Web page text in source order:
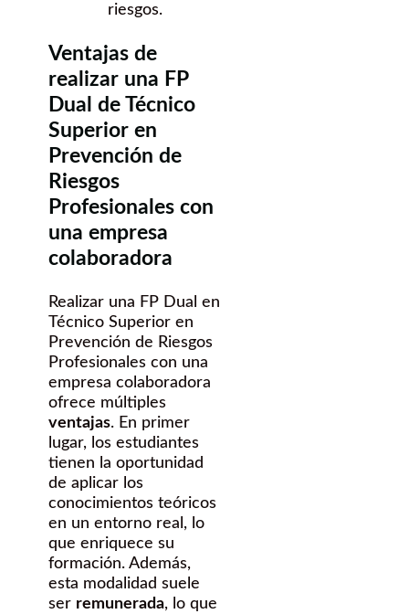
riesgos.
Ventajas de
realizar una FP
Dual de Técnico
Superior en
Prevención de
Riesgos
Profesionales con
una empresa
colaboradora
Realizar una FP Dual en
Técnico Superior en
Prevención de Riesgos
Profesionales con una
empresa colaboradora
ofrece múltiples
ventajas. En primer
lugar, los estudiantes
tienen la oportunidad
de aplicar los
conocimientos teóricos
en un entorno real, lo
que enriquece su
formación. Además,
esta modalidad suele
ser remunerada, lo que